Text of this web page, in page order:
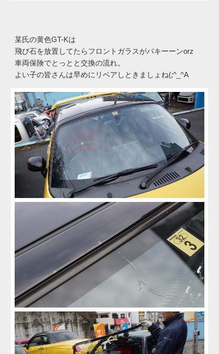
某氏の黄色GT-Kは
飛び石を放置してたらフロントガラスがパキーーンorz
車両保険でとっとと交換の流れ。
よい子の皆さんは早めにリペアしときましょね(;^_^A